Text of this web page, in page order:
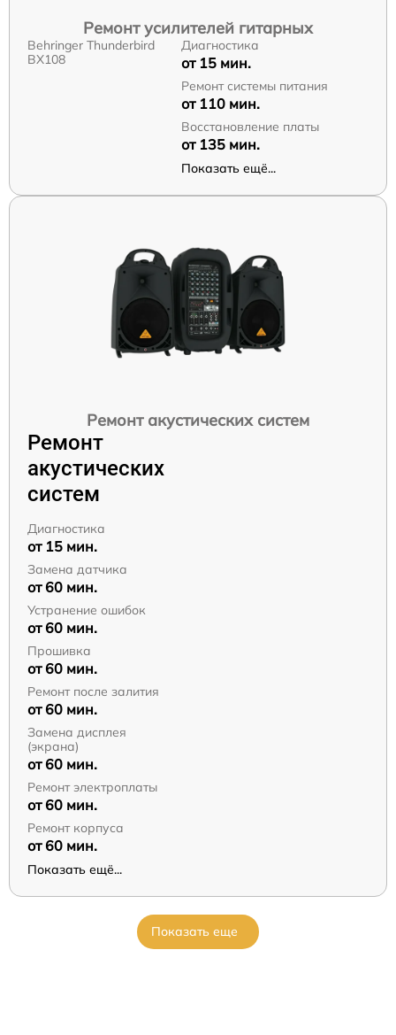
Ремонт усилителей гитарных
Behringer Thunderbird
BX108
Диагностика
от 15 мин.
Ремонт системы питания
от 110 мин.
Восстановление платы
от 135 мин.
Показать ещё...
Ремонт акустических систем
Ремонт
акустических
систем
Диагностика
от 15 мин.
Замена датчика
от 60 мин.
Устранение ошибок
от 60 мин.
Прошивка
от 60 мин.
Ремонт после залития
от 60 мин.
Замена дисплея
(экрана)
от 60 мин.
Ремонт электроплаты
от 60 мин.
Ремонт корпуса
от 60 мин.
Показать ещё...
Показать еще